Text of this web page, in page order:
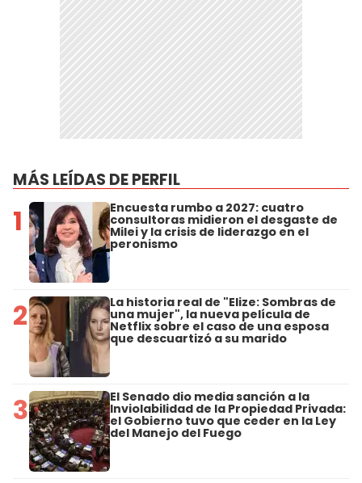
MÁS LEÍDAS DE PERFIL
1 Encuesta rumbo a 2027: cuatro
consultoras midieron el desgaste de
Milei y la crisis de liderazgo en el
peronismo
2 La historia real de "Elize: Sombras de
una mujer", la nueva película de
Netflix sobre el caso de una esposa
que descuartizó a su marido
3 El Senado dio media sanción a la
Inviolabilidad de la Propiedad Privada:
el Gobierno tuvo que ceder en la Ley
del Manejo del Fuego